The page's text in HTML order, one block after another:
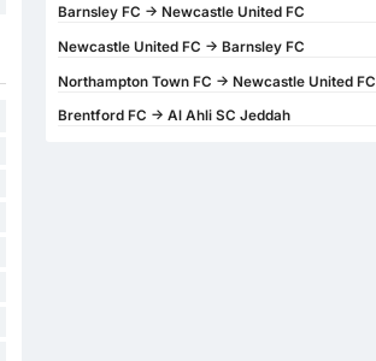
Barnsley FC -> Newcastle United FC
Newcastle United FC -> Barnsley FC
Northampton Town FC -> Newcastle United FC
Brentford FC -> Al Ahli SC Jeddah